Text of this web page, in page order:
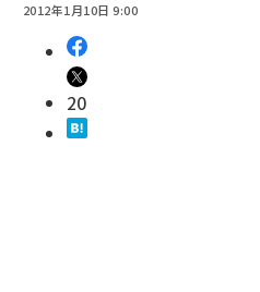
2012年1月10日 9:00
20